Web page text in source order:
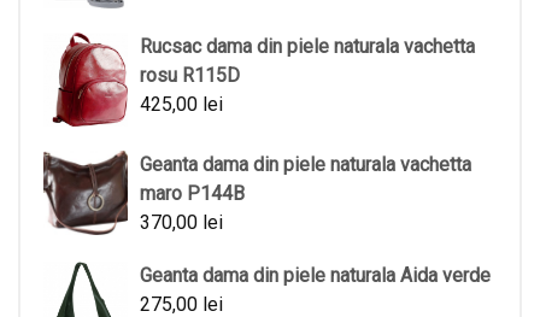
Rucsac dama din piele naturala vachetta
rosu R115D
425,00 lei
Geanta dama din piele naturala vachetta
maro P144B
370,00 lei
Geanta dama din piele naturala Aida verde
275,00 lei